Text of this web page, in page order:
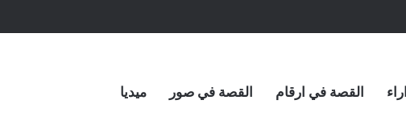
القصة في ارقام القصة في صور ميديا